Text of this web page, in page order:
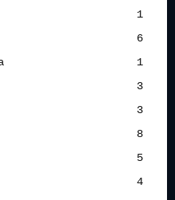
1
6
1
3
3
8
5
4